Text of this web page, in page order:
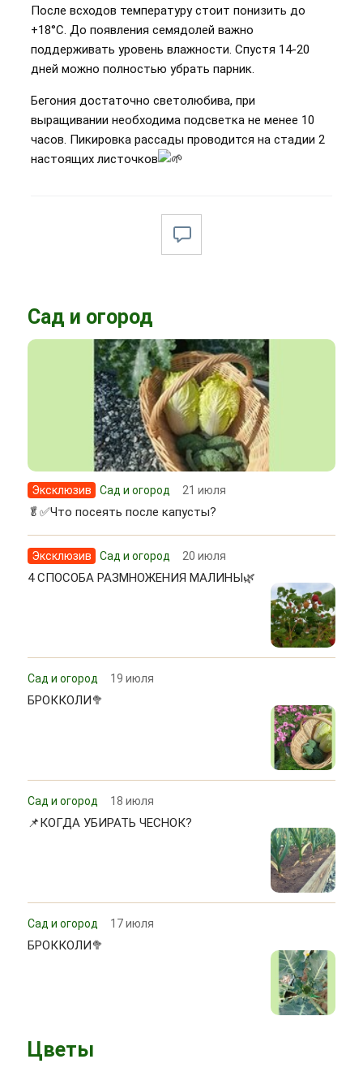
После всходов температуру стоит понизить до
+18°С. До появления семядолей важно
поддерживать уровень влажности. Спустя 14-20
дней можно полностью убрать парник.
Бегония достаточно светолюбива, при
выращивании необходима подсветка не менее 10
часов. Пикировка рассады проводится на стадии 2
настоящих листочков
Сад и огород
Эксклюзив Сад и огород 21 июля
🥬✅Что посеять после капусты?
Эксклюзив Сад и огород 20 июля
4 СПОСОБА РАЗМНОЖЕНИЯ МАЛИНЫ🌿
Сад и огород 19 июля
БРОККОЛИ🥦
Сад и огород 18 июля
📌КОГДА УБИРАТЬ ЧЕСНОК?
Сад и огород 17 июля
БРОККОЛИ🥦
Цветы